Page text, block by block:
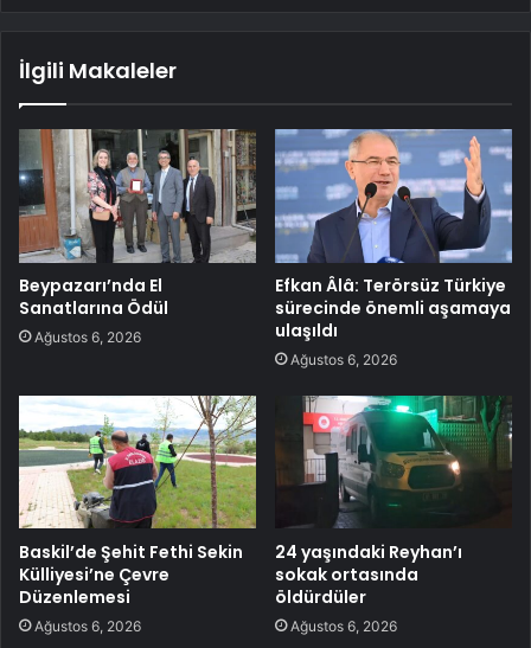
İlgili Makaleler
Beypazarı’nda El
Sanatlarına Ödül
Ağustos 6, 2026
Efkan Âlâ: Terörsüz Türkiye
sürecinde önemli aşamaya
ulaşıldı
Ağustos 6, 2026
Baskil’de Şehit Fethi Sekin
Külliyesi’ne Çevre
Düzenlemesi
Ağustos 6, 2026
24 yaşındaki Reyhan’ı
sokak ortasında
öldürdüler
Ağustos 6, 2026